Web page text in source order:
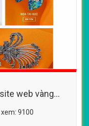
web vàng
9100